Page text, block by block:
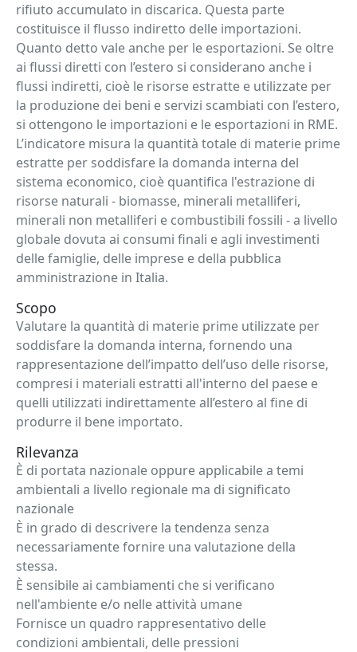
rifiuto accumulato in discarica. Questa parte
costituisce il flusso indiretto delle importazioni.
Quanto detto vale anche per le esportazioni. Se oltre
ai flussi diretti con l’estero si considerano anche i
flussi indiretti, cioè le risorse estratte e utilizzate per
la produzione dei beni e servizi scambiati con l’estero,
si ottengono le importazioni e le esportazioni in RME.
L’indicatore misura la quantità totale di materie prime
estratte per soddisfare la domanda interna del
sistema economico, cioè quantifica l'estrazione di
risorse naturali - biomasse, minerali metalliferi,
minerali non metalliferi e combustibili fossili - a livello
globale dovuta ai consumi finali e agli investimenti
delle famiglie, delle imprese e della pubblica
amministrazione in Italia.
Scopo
Valutare la quantità di materie prime utilizzate per
soddisfare la domanda interna, fornendo una
rappresentazione dell’impatto dell’uso delle risorse,
compresi i materiali estratti all'interno del paese e
quelli utilizzati indirettamente all’estero al fine di
produrre il bene importato.
Rilevanza
È di portata nazionale oppure applicabile a temi
ambientali a livello regionale ma di significato
nazionale
È in grado di descrivere la tendenza senza
necessariamente fornire una valutazione della
stessa.
È sensibile ai cambiamenti che si verificano
nell'ambiente e/o nelle attività umane
Fornisce un quadro rappresentativo delle
condizioni ambientali, delle pressioni